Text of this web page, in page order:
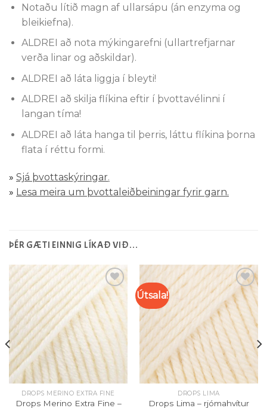
Notaðu lítið magn af ullarsápu (án enzyma og
bleikiefna).
ALDREI að nota mýkingarefni (ullartrefjarnar
verða linar og aðskildar).
ALDREI að láta liggja í bleyti!
ALDREI að skilja flíkina eftir í þvottavélinni í
langan tíma!
ALDREI að láta hanga til þerris, láttu flíkina þorna
flata í réttu formi.
» Sjá þvottaskýringar.
» Lesa meira um þvottaleiðbeiningar fyrir garn.
ÞÉR GÆTI EINNIG LÍKAÐ VIÐ…
Setja á
óskalista
DROPS MERINO EXTRA FINE
Drops Merino Extra Fine –
Útsala!
Setja á
óskalista
DROPS LIMA
Drops Lima – rjómahvítur